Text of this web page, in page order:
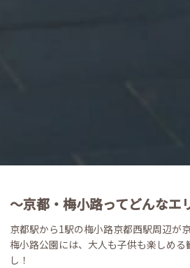
～京都・梅小路ってどんなエ
京都駅から1駅の梅小路京都西駅周辺が
梅小路公園には、大人も子供も楽しめる